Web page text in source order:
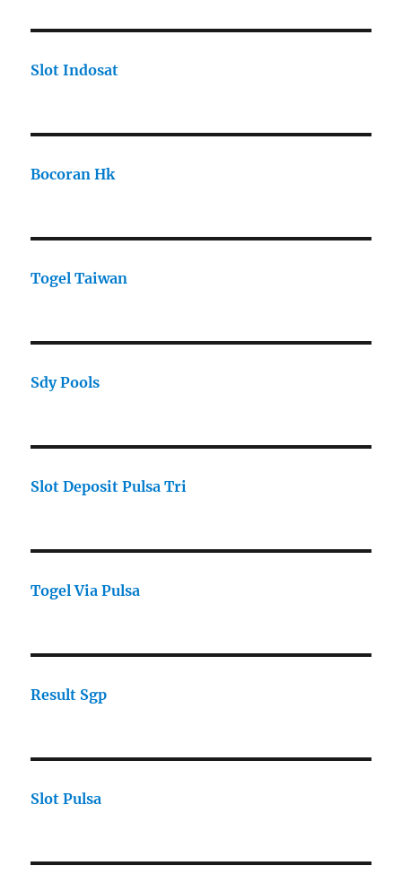
Slot Indosat
Bocoran Hk
Togel Taiwan
Sdy Pools
Slot Deposit Pulsa Tri
Togel Via Pulsa
Result Sgp
Slot Pulsa